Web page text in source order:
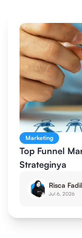
Marketing
Top Funnel
Strateginya
Risca
Jul 6, 2026